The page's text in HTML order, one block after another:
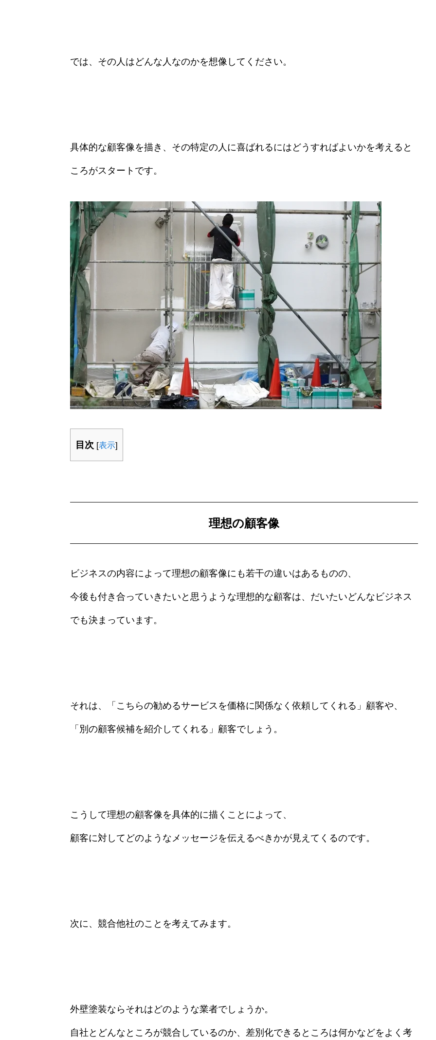
自社仕事が増
ホームページ
YouTube＆
集客できまし
お問い合わせ
では、その人はどんな人なのかを想像してください。
具体的な顧客像を描き、その特定の人に喜ばれるにはどうすればよいかを考えると
ころがスタートです。
目次 [表示]
理想の顧客像
ビジネスの内容によって理想の顧客像にも若干の違いはあるものの、
今後も付き合っていきたいと思うような理想的な顧客は、だいたいどんなビジネス
でも決まっています。
それは、「こちらの勧めるサービスを価格に関係なく依頼してくれる」顧客や、
「別の顧客候補を紹介してくれる」顧客でしょう。
こうして理想の顧客像を具体的に描くことによって、
顧客に対してどのようなメッセージを伝えるべきかが見えてくるのです。
次に、競合他社のことを考えてみます。
外壁塗装ならそれはどのような業者でしょうか。
自社とどんなところが競合しているのか、差別化できるところは何かなどをよく考